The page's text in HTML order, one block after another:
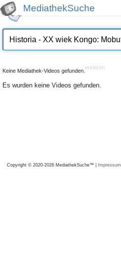
MediathekSuche
Keine Mediathek-Videos gefunden.
erklären
Es wurden keine Videos gefunden.
Copyright © 2020-2026 MediathekSuche™ | Impressum